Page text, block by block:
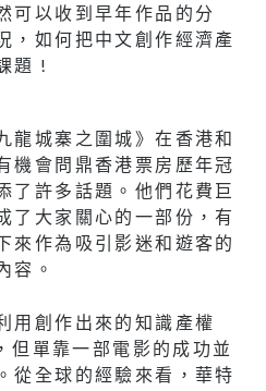
可以收到早年作品的分
，如何把中文創作經濟產
題 !
龍城寨之圍城》在香港和
機會問鼎香港票房歷年冠
了許多話題。他們花費巨
了大家關心的一部份，有
來作為吸引影迷和遊客的
容。
用創作出來的知識產權
單靠一部電影的成功並
從全球的經驗來看，華特